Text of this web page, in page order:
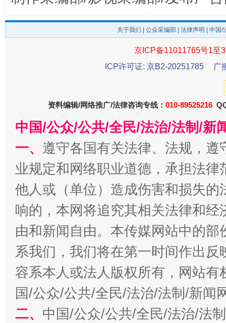
千年窑火 生生不息 一
关于我们 公众采编部 法律声明 | 中国
京ICP备11011765号1至
ICP许可证: 京B2-20251785
广
资料编辑/网络推广/法律咨询专线： 010-89525216
中国/公众/公共/全民/法治/法制/新
一、 遵守各国有关法律、法规，
业规定和网络职业道德，承担法
他人或（单位）造成伤害和损失
响的，本网将追究其相关法律和
由和新闻自由。本传媒网站中的
系我们，我们将在第一时间作出
容系本人或法人版权所有，网站
国/公众/公共/全民/法治/法制/新闻
二、 中国/公众/公共/全民/法治/法